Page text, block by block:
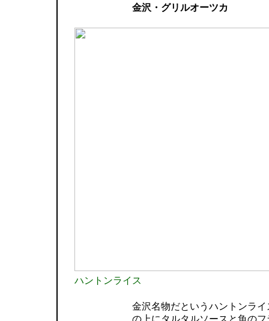
金沢・グリルオーツカ
ハントンライス
金沢名物だというハントンラ
の上にタルタルソースと魚の